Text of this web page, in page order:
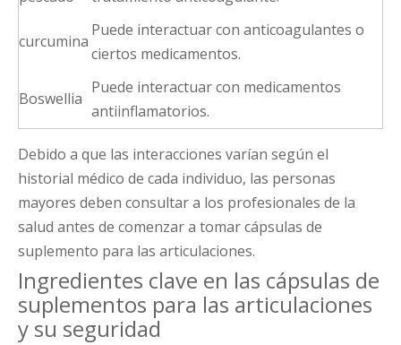
curcumina
Puede interactuar con anticoagulantes o
ciertos medicamentos.
Boswellia
Puede interactuar con medicamentos
antiinflamatorios.
Debido a que las interacciones varían según el
historial médico de cada individuo, las personas
mayores deben consultar a los profesionales de la
salud antes de comenzar a tomar cápsulas de
suplemento para las articulaciones.
Ingredientes clave en las cápsulas de
suplementos para las articulaciones
y su seguridad